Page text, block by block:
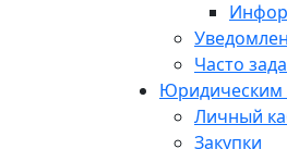
Часто
Юридическим
Личный
Закупки